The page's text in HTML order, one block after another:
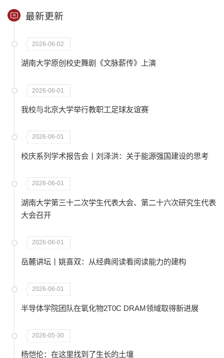
最新更新
2026-06-02
湖南大学原创校史舞剧《文脉薪传》上演
2026-06-01
我校与北京大学举行教职工足球友谊赛
2026-06-01
校庆系列学术报告会丨刘泽洪：关于能源强国建设的思考
2026-06-01
湖南大学第三十二次学生代表大会、第二十六次研究生代表
大会召开
2026-06-01
岳麓讲坛丨姚喜双：从经典阅读看阅读能力的建构
2026-06-01
半导体学院团队在氧化物2T0C DRAM领域取得新进展
2026-05-30
杨恺伦：在这里找到了生长的土壤